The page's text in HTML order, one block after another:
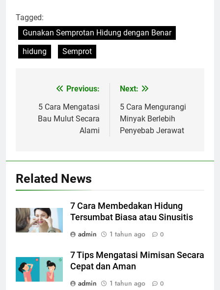
Tagged:
Gunakan Semprotan Hidung dengan Benar
hidung
Semprot
Navigasi
pos
Previous:
5 Cara Mengatasi
Bau Mulut Secara
Alami
Next:
5 Cara Mengurangi
Minyak Berlebih
Penyebab Jerawat
Related News
7 Cara Membedakan Hidung
Tersumbat Biasa atau Sinusitis
admin
1 tahun ago 0
7 Tips Mengatasi Mimisan Secara
Cepat dan Aman
admin
1 tahun ago 0